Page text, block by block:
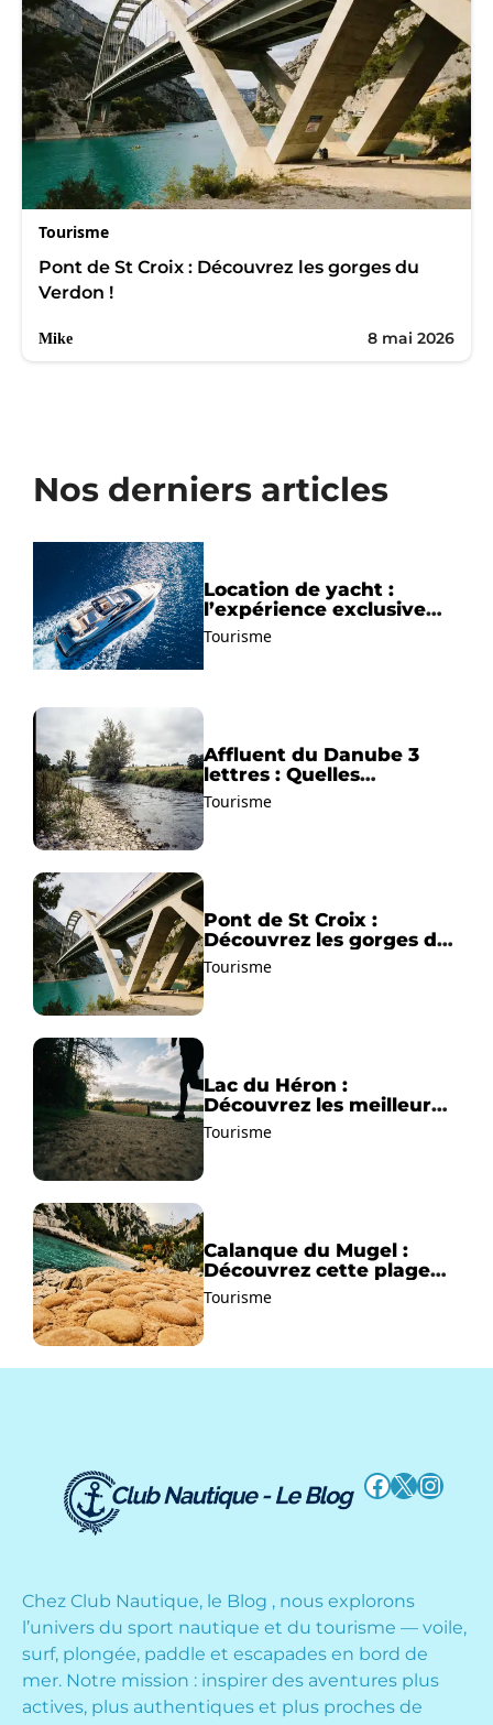
Tourisme
Pont de St Croix : Découvrez les gorges du
Verdon !
Mike 8 mai 2026
Nos derniers articles
Location de yacht :
l’expérience exclusive
pour découvrir la
Méditerranée autrement
Tourisme
Affluent du Danube 3
lettres : Quelles
solutions trouver ?
Tourisme
Pont de St Croix :
Découvrez les gorges du
Verdon !
Tourisme
Lac du Héron :
Découvrez les meilleurs
sentiers de randonnée !
Tourisme
Calanque du Mugel :
Découvrez cette plage
paradisiaque à La Ciotat
!
Tourisme
Facebook
X
Chez Club Nautique, le Blog , nous explorons
l’univers du sport nautique et du tourisme — voile,
surf, plongée, paddle et escapades en bord de
mer. Notre mission : inspirer des aventures plus
actives, plus authentiques et plus proches de